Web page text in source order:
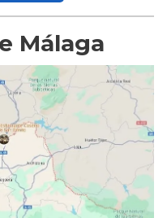
Málaga